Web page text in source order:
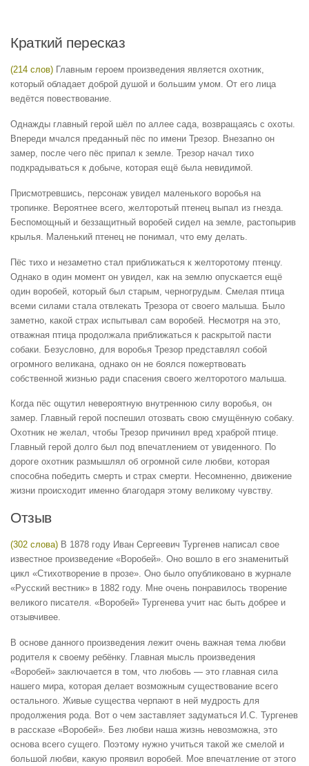
Краткий пересказ
(214 слов) Главным героем произведения является охотник,
который обладает доброй душой и большим умом. От его лица
ведётся повествование.
Однажды главный герой шёл по аллее сада, возвращаясь с охоты.
Впереди мчался преданный пёс по имени Трезор. Внезапно он
замер, после чего пёс припал к земле. Трезор начал тихо
подкрадываться к добыче, которая ещё была невидимой.
Присмотревшись, персонаж увидел маленького воробья на
тропинке. Вероятнее всего, желторотый птенец выпал из гнезда.
Беспомощный и беззащитный воробей сидел на земле, растопырив
крылья. Маленький птенец не понимал, что ему делать.
Пёс тихо и незаметно стал приближаться к желторотому птенцу.
Однако в один момент он увидел, как на землю опускается ещё
один воробей, который был старым, черногрудым. Смелая птица
всеми силами стала отвлекать Трезора от своего малыша. Было
заметно, какой страх испытывал сам воробей. Несмотря на это,
отважная птица продолжала приближаться к раскрытой пасти
собаки. Безусловно, для воробья Трезор представлял собой
огромного великана, однако он не боялся пожертвовать
собственной жизнью ради спасения своего желторотого малыша.
Когда пёс ощутил невероятную внутреннюю силу воробья, он
замер. Главный герой поспешил отозвать свою смущённую собаку.
Охотник не желал, чтобы Трезор причинил вред храброй птице.
Главный герой долго был под впечатлением от увиденного. По
дороге охотник размышлял об огромной силе любви, которая
способна победить смерть и страх смерти. Несомненно, движение
жизни происходит именно благодаря этому великому чувству.
Отзыв
(302 слова) В 1878 году Иван Сергеевич Тургенев написал свое
известное произведение «Воробей». Оно вошло в его знаменитый
цикл «Стихотворение в прозе». Оно было опубликовано в журнале
«Русский вестник» в 1882 году. Мне очень понравилось творение
великого писателя. «Воробей» Тургенева учит нас быть добрее и
отзывчивее.
В основе данного произведения лежит очень важная тема любви
родителя к своему ребёнку. Главная мысль произведения
«Воробей» заключается в том, что любовь — это главная сила
нашего мира, которая делает возможным существование всего
остального. Живые существа черпают в ней мудрость для
продолжения рода. Вот о чем заставляет задуматься И.С. Тургенев
в рассказе «Воробей». Без любви наша жизнь невозможна, это
основа всего сущего. Поэтому нужно учиться такой же смелой и
большой любви, какую проявил воробей. Мое впечатление от этого